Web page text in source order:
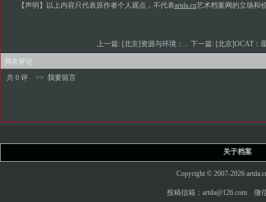
【声明】以上内容只代表原作者个人观点，不代表artda.cn艺术档案网的立场和
上一篇: [北京]资源与环境：.. 下一篇: [北京]OCAT：
网友评论
共 0 评
>> 我要留言
关于档案
Copyright © 2007-2026
投稿信箱：artda@126.com 微